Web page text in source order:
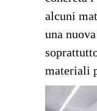
alcuni
una
materiali